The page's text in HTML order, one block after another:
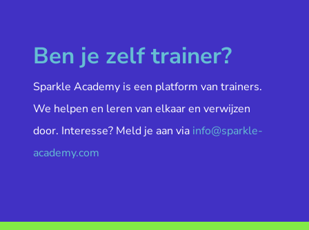
Ben je zelf trainer?
Sparkle Academy is een platform van trainers.
We helpen en leren van elkaar en verwijzen
door. Interesse? Meld je aan via info@sparkle-
academy.com